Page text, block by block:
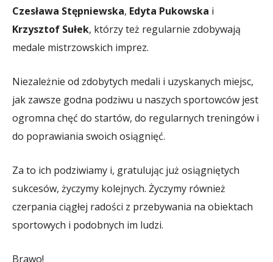
Czesława Stępniewska, Edyta Pukowska i
Krzysztof Sułek, którzy też regularnie zdobywają
medale mistrzowskich imprez.
Niezależnie od zdobytych medali i uzyskanych miejsc,
jak zawsze godna podziwu u naszych sportowców jest
ogromna chęć do startów, do regularnych treningów i
do poprawiania swoich osiągnięć.
Za to ich podziwiamy i, gratulując już osiągniętych
sukcesów, życzymy kolejnych. Życzymy również
czerpania ciągłej radości z przebywania na obiektach
sportowych i podobnych im ludzi.
Brawo!